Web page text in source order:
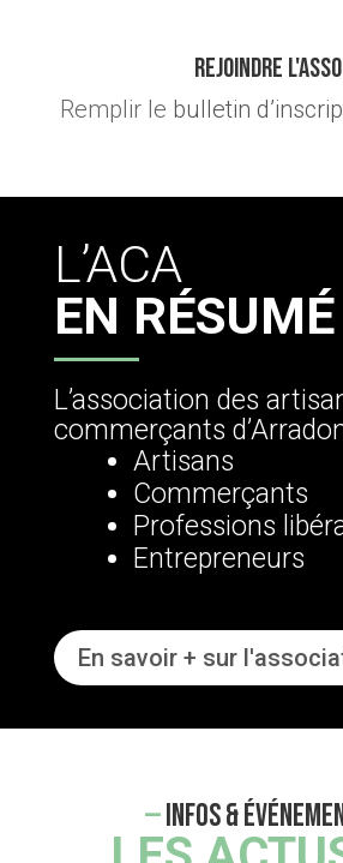
Rejoindre l'asso
Remplir le bulletin
L’ACA
EN RÉSUMÉ
L’association des
commerçants
Artisans
Commerçants
Professions
Entrepreneurs
En savoir + sur
—INFOS &